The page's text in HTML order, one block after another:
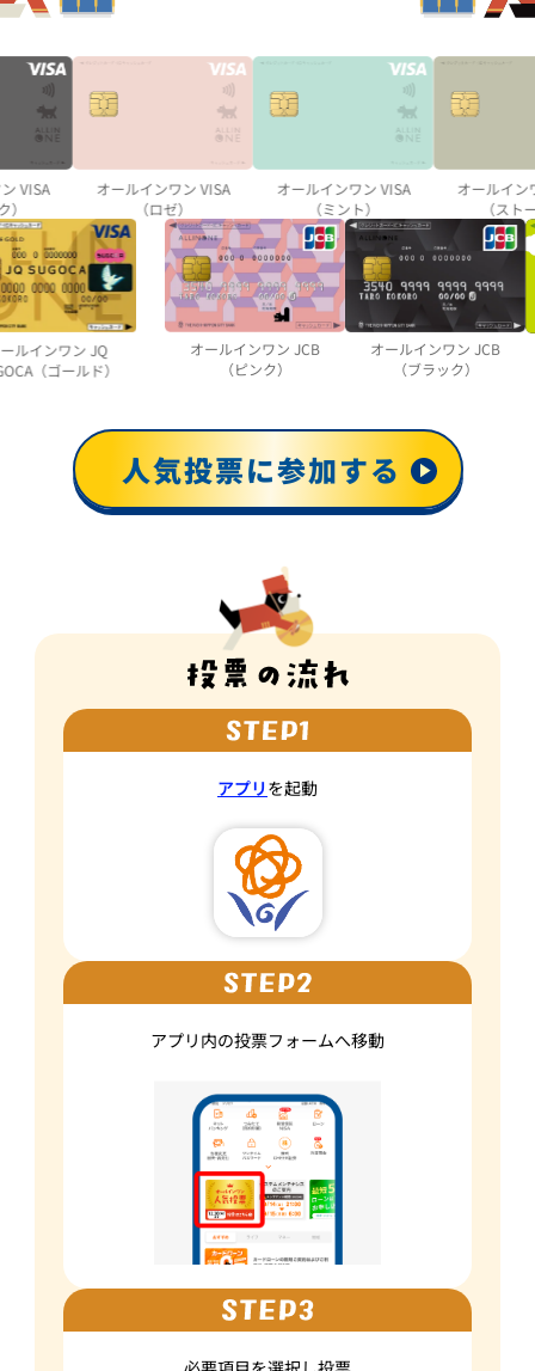
VISA
オールインワン VISA
（ロゼ）
オールインワン VISA
（ミント）
オールイン
（ストー
ールインワン JQ
（ゴールド）
オールインワン JCB
（ピンク）
オールインワン JCB
（ブラック）
人気投票に参加する
アプリを起動
アプリ内の投票フォームへ移動